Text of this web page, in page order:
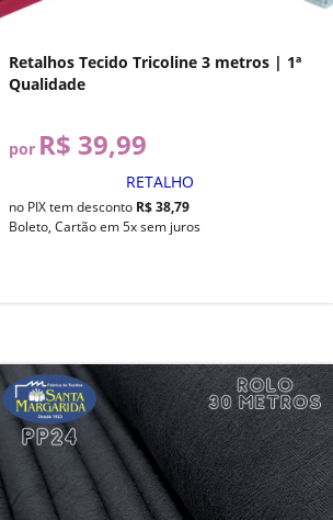
Retalhos Tecido Tricoline 3 metros | 1ª
Qualidade
por R$ 39,99
RETALHO
no PIX tem desconto R$ 38,79
Boleto, Cartão em 5x sem juros